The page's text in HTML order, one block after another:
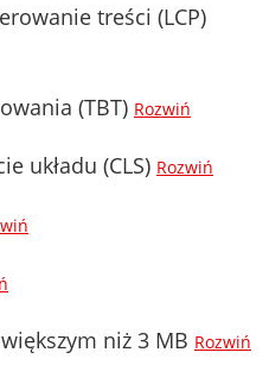
treści (LCP)
(TBT) Rozwiń
układu (CLS) Rozwiń
niż 3 MB Rozwiń